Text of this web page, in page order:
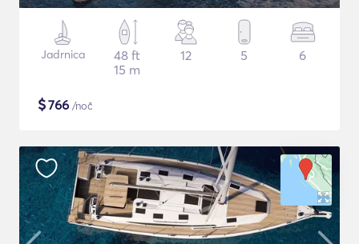
Jadrnica
48 ft
15 m
12 5 6
$766 /noč